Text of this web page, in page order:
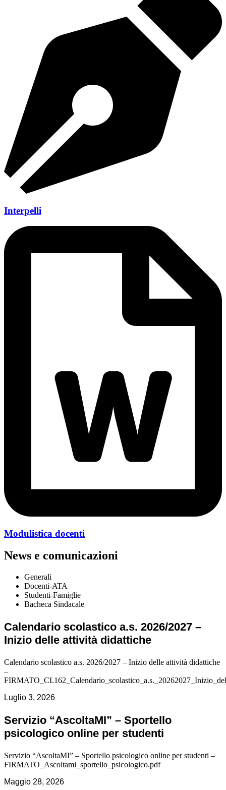
Interpelli
Modulistica docenti
News e comunicazioni
Generali
Docenti-ATA
Studenti-Famiglie
Bacheca Sindacale
Calendario scolastico a.s. 2026/2027 –
Inizio delle attività didattiche
Calendario scolastico a.s. 2026/2027 – Inizio delle attività didattiche
–
Luglio 3, 2026
Servizio “AscoltaMI” – Sportello
psicologico online per studenti
Servizio “AscoltaMI” – Sportello psicologico online per studenti –
FIRMATO_Ascoltami_sportello_psicologico.pdf
Maggio 28, 2026